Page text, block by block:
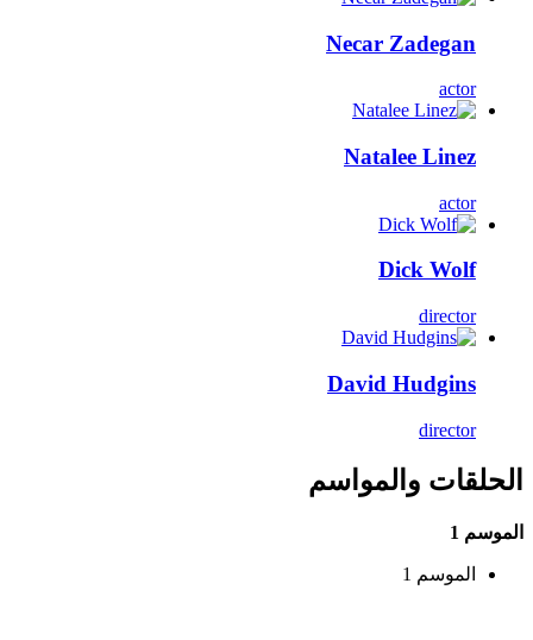
Necar Zadegan
actor
Natalee Linez
actor
Dick Wolf
director
David Hudgins
director
الحلقات والمواسم
الموسم 1
الموسم 1